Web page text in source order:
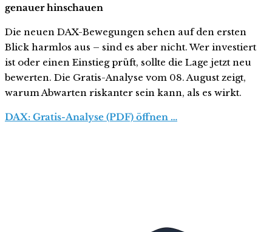
genauer hinschauen
Die neuen DAX-Bewegungen sehen auf den ersten
Blick harmlos aus – sind es aber nicht. Wer investiert
ist oder einen Einstieg prüft, sollte die Lage jetzt neu
bewerten. Die Gratis-Analyse vom 08. August zeigt,
warum Abwarten riskanter sein kann, als es wirkt.
DAX: Gratis-Analyse (PDF) öffnen …